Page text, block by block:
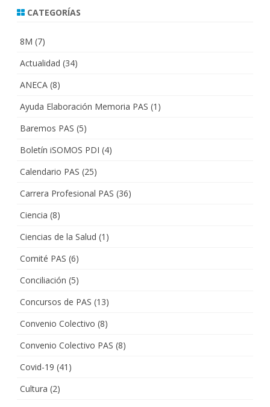
CATEGORÍAS
8M (7)
Actualidad (34)
ANECA (8)
Ayuda Elaboración Memoria PAS (1)
Baremos PAS (5)
Boletín iSOMOS PDI (4)
Calendario PAS (25)
Carrera Profesional PAS (36)
Ciencia (8)
Ciencias de la Salud (1)
Comité PAS (6)
Conciliación (5)
Concursos de PAS (13)
Convenio Colectivo (8)
Convenio Colectivo PAS (8)
Covid-19 (41)
Cultura (2)